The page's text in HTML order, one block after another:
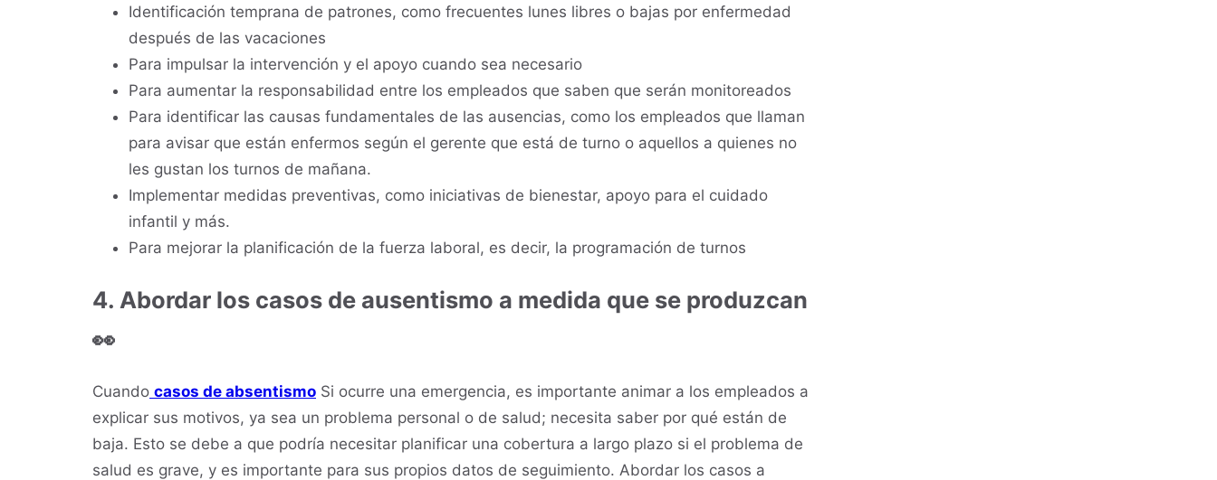
Identificación temprana de patrones, como frecuentes lunes libres o bajas por enfermedad
después de las vacaciones
Para impulsar la intervención y el apoyo cuando sea necesario
Para aumentar la responsabilidad entre los empleados que saben que serán monitoreados
Para identificar las causas fundamentales de las ausencias, como los empleados que llaman
para avisar que están enfermos según el gerente que está de turno o aquellos a quienes no
les gustan los turnos de mañana.
Implementar medidas preventivas, como iniciativas de bienestar, apoyo para el cuidado
infantil y más.
Para mejorar la planificación de la fuerza laboral, es decir, la programación de turnos
4. Abordar los casos de ausentismo a medida que se produzcan
👀
Cuando casos de absentismo Si ocurre una emergencia, es importante animar a los empleados a
explicar sus motivos, ya sea un problema personal o de salud; necesita saber por qué están de
baja. Esto se debe a que podría necesitar planificar una cobertura a largo plazo si el problema de
salud es grave, y es importante para sus propios datos de seguimiento. Abordar los casos a